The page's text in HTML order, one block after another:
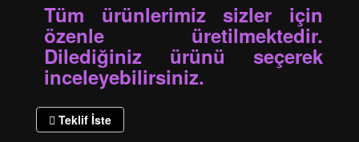
Tüm ürünlerimiz sizler için
özenle üretilmektedir.
Dilediğiniz ürünü seçerek
inceleyebilirsiniz.
Teklif İste